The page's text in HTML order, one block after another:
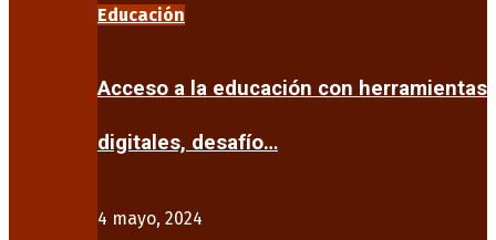
Educación
Acceso a la educación con herramientas
digitales, desafío…
4 mayo, 2024